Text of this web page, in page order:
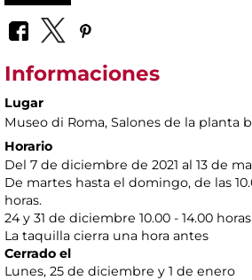
Informaciones
Lugar
Museo di Roma, Salones de la planta
Horario
Del 7 de diciembre de 2021 al 13 de
De martes hasta el domingo, de las
horas.
24 y 31 de diciembre 10.00 - 14.00 horas
La taquilla cierra una hora antes
Cerrado el
Lunes, 25 de diciembre y 1 de enero